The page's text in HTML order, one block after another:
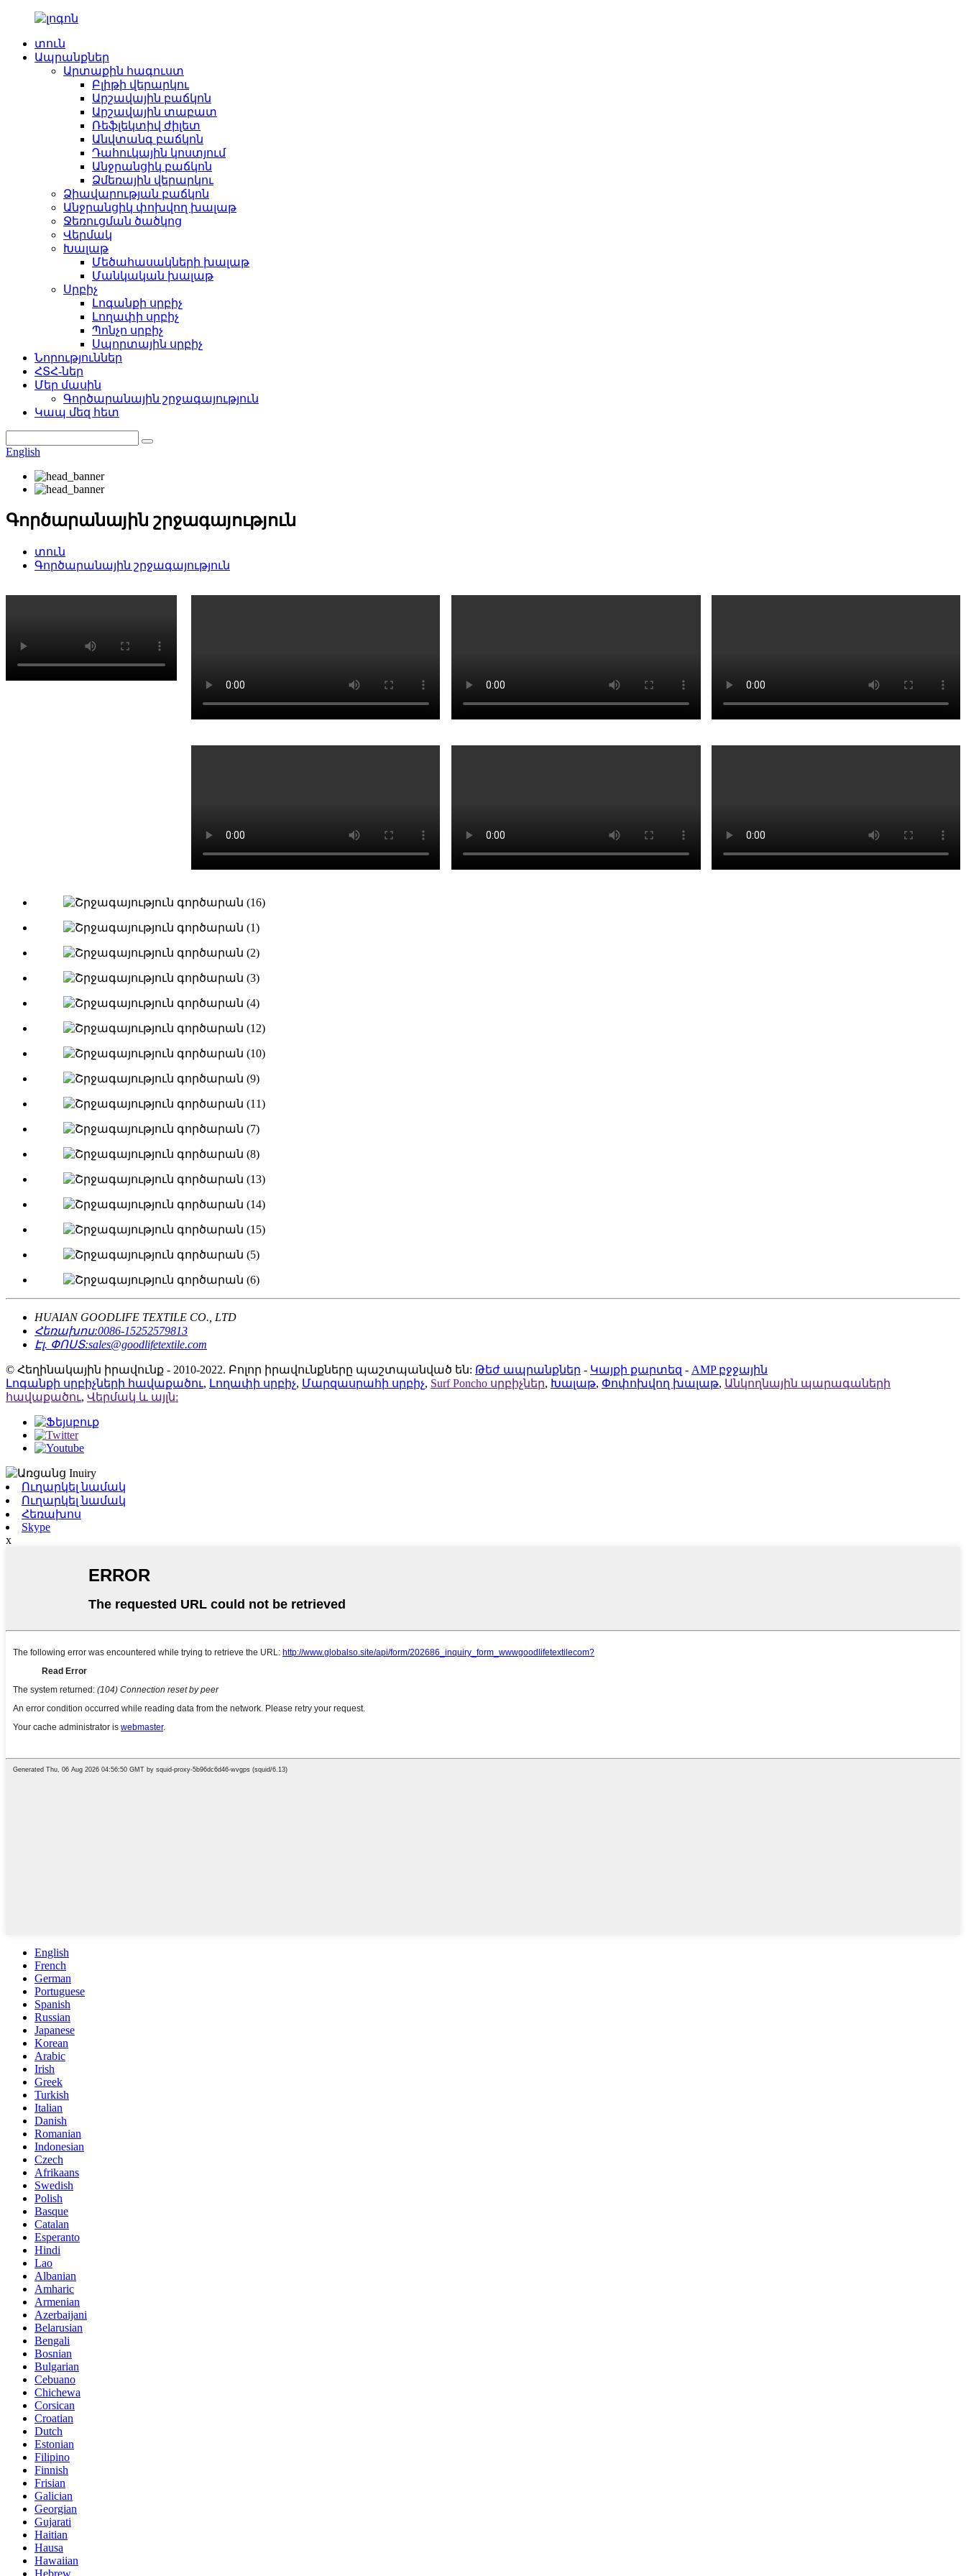
տուն
Ապրանքներ
Արտաքին հագուստ
Բլիթի վերարկու
Արշավային բաճկոն
Արշավային տաբատ
Ռեֆլեկտիվ ժիլետ
Անվտանգ բաճկոն
Դահուկային կոստյում
Անջրանցիկ բաճկոն
Ձմեռային վերարկու
Ձիավարության բաճկոն
Անջրանցիկ փոխվող խալաթ
Ջեռուցման ծածկոց
Վերմակ
Խալաթ
Մեծահասակների խալաթ
Մանկական խալաթ
Սրբիչ
Լոգանքի սրբիչ
Լողափի սրբիչ
Պոնչո սրբիչ
Սպորտային սրբիչ
Նորություններ
ՀՏՀ-ներ
Մեր մասին
Գործարանային շրջագայություն
Կապ մեզ հետ
English
Գործարանային շրջագայություն
տուն
Գործարանային շրջագայություն
HUAIAN GOODLIFE TEXTILE CO., LTD
Հեռախոս:0086-15252579813
Էլ. ՓՈՍՏ:sales@goodlifetextile.com
© Հեղինակային իրավունք - 2010-2022. Բոլոր իրավունքները պաշտպանված են: Թեժ ապրանքներ - Կայքի քարտեզ - AMP բջջային
Լոգանքի սրբիչների հավաքածու, Լողափի սրբիչ, Մարզասրահի սրբիչ, Surf Poncho սրբիչներ, Խալաթ, Փոփոխվող խալաթ, Անկողնային պարագաների
հավաքածու, Վերմակ և այլն:
Ուղարկել նամակ
Ուղարկել նամակ
Հեռախոս
Skype
x
English
French
German
Portuguese
Spanish
Russian
Japanese
Korean
Arabic
Irish
Greek
Turkish
Italian
Danish
Romanian
Indonesian
Czech
Afrikaans
Swedish
Polish
Basque
Catalan
Esperanto
Hindi
Lao
Albanian
Amharic
Armenian
Azerbaijani
Belarusian
Bengali
Bosnian
Bulgarian
Cebuano
Chichewa
Corsican
Croatian
Dutch
Estonian
Filipino
Finnish
Frisian
Galician
Georgian
Gujarati
Haitian
Hausa
Hawaiian